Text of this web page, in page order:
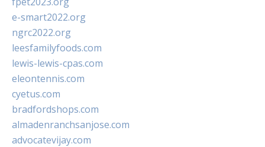
e-smart2022.org
ngrc2022.org
leesfamilyfoods.com
lewis-lewis-cpas.com
eleontennis.com
cyetus.com
bradfordshops.com
almadenranchsanjose.com
advocatevijay.com